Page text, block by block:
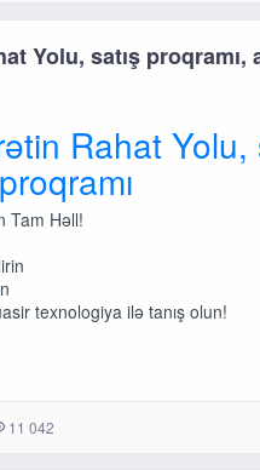
Yolu, satış proqramı,
Rahat Yolu,
Tam Həll!
texnologiya ilə tanış olun!
11 042